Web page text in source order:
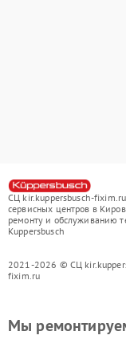
СЦ kir.kuppersbusch-fixim.ru
сервисных центров в
ремонту и обслуживанию
Kuppersbusch
2021-2026 © СЦ
fixim.ru
Мы